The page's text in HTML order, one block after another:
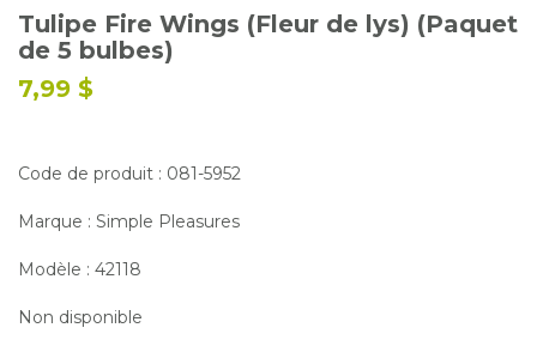
Nous joindre
Tulipe Fire Wings (Fleur de lys) (Paquet
de 5 bulbes)
7,99 $
Code de produit : 081-5952
Marque : Simple Pleasures
Modèle : 42118
Non disponible